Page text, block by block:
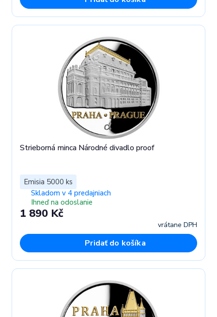
Strieborná minca Národné divadlo proof
Emisia 5000 ks
Skladom v 4 predajniach
Ihneď na odoslanie
1 890 Kč
vrátane DPH
Pridať do košíka